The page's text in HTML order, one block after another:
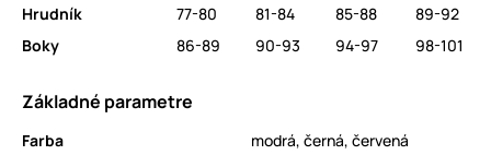
Hrudník
77-80 81-84 85-88
89-92
Boky
86-89 90-93 94-97 98-101
Základné parametre
Farba modrá, černá, červená